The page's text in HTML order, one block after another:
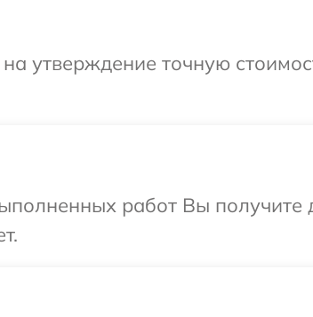
утверждение точную
работ Вы получите